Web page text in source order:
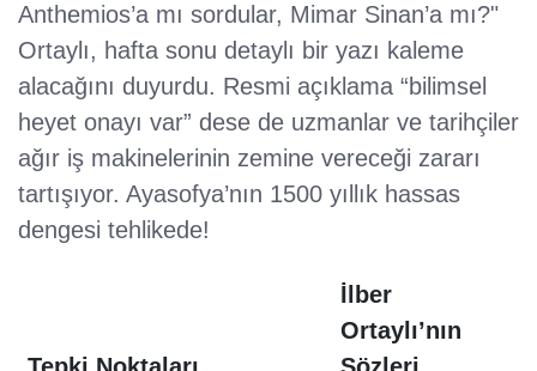
Anthemios’a mı sordular, Mimar Sinan’a mı?"
Ortaylı, hafta sonu detaylı bir yazı kaleme
alacağını duyurdu. Resmi açıklama “bilimsel
heyet onayı var” dese de uzmanlar ve tarihçiler
ağır iş makinelerinin zemine vereceği zararı
tartışıyor. Ayasofya’nın 1500 yıllık hassas
dengesi tehlikede!
İlber
Ortaylı’nın